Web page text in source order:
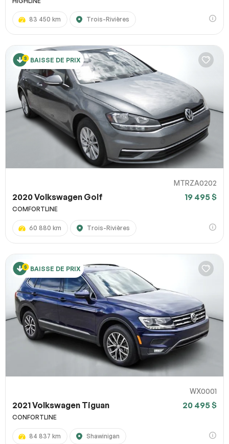
83 450 km Trois-Rivières
BAISSE DE PRIX
MTRZA0202
2020 Volkswagen Golf 19 495 $
COMFORTLINE
60 880 km Trois-Rivières
BAISSE DE PRIX
WX0001
2021 Volkswagen Tiguan 20 495 $
CONFORTLINE
84 837 km Shawinigan